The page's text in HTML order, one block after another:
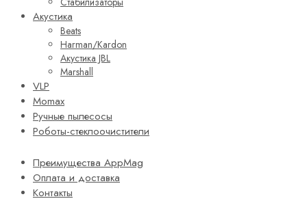
Акустика
Beats
Harman/Kardon
Акустика JBL
Marshall
VLP
Momax
Ручные пылесосы
Роботы-стеклоочистители
Преимущества AppMag
Оплата и доставка
Контакты